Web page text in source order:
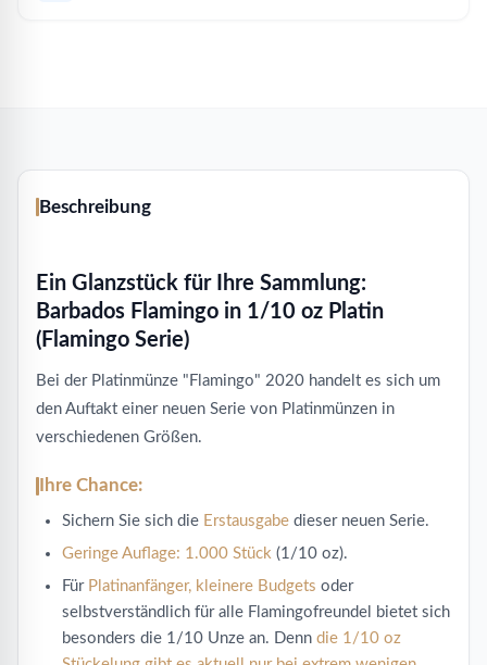
Beschreibung
Ein Glanzstück für Ihre Sammlung:
Barbados Flamingo in 1/10 oz Platin
(Flamingo Serie)
Bei der Platinmünze "Flamingo" 2020 handelt es sich um
den Auftakt einer neuen Serie von Platinmünzen in
verschiedenen Größen.
Ihre Chance:
Sichern Sie sich die Erstausgabe dieser neuen Serie.
Geringe Auflage: 1.000 Stück (1/10 oz).
Für Platinanfänger, kleinere Budgets oder
selbstverständlich für alle Flamingofreundel bietet sich
besonders die 1/10 Unze an. Denn die 1/10 oz